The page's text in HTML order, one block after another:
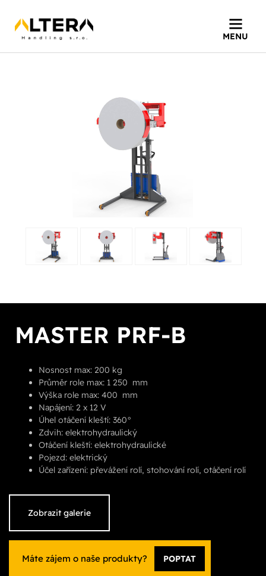
MENU
MASTER PRF-B
Nosnost max: 200 kg
Průměr role max: 1 250 mm
Výška role max: 400 mm
Napájení: 2 x 12 V
Úhel otáčení kleští: 360°
Zdvih: elektrohydraulický
Otáčení kleští: elektrohydraulické
Pojezd: elektrický
Účel zařízení: převážení rolí, stohování rolí, otáčení rolí
Zobrazit galerie
Máte zájem o naše produkty? POPTAT